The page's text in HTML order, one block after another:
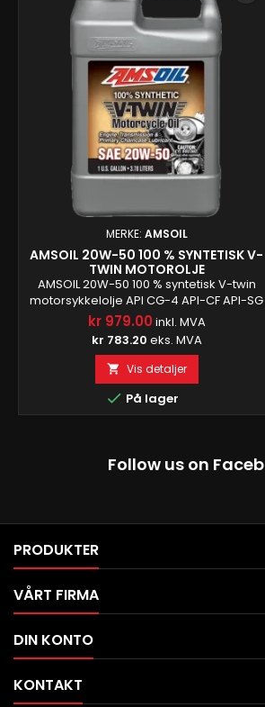
MERKE: AMSOIL
AMSOIL 20W-50 100 % SYNTETISK V-
TWIN MOTOROLJE
AMSOIL 20W-50 100 % syntetisk V-twin
motorsykkelolje API CG-4 API-CF API-SG
API-SH API-SL ISO-L-EMA2 JASO MA JASO
MA-2 Utviklet for maksimal ytelse i V-
twin-motorer, motorsykkelgirkasser og
primære kjedehus. Beskytter mot
ekstrem varme. Kompatibel med
våtclutch. Avansert syntetisk formulering
motstår viskositetstap for å holde
kr 979.00 inkl. MVA
kr 783.20 eks. MVA
 Vis detaljer
 På lager
Follow us on
PRODUKTER
VÅRT FIRMA
DIN KONTO
KONTAKT